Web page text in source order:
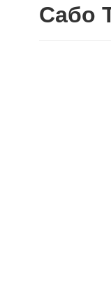
Сабо